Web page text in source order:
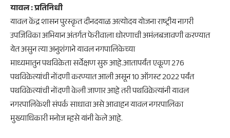
यावल : प्रतिनिधी
यावल केंद्र शासन पुरस्कृत दीनदयाळ अत्योदय योजना राष्ट्रीय नागरी
उपजिविका अभियान अंतर्गत फेरीवाला धोरणाची अमंलबजावणी करण्यात
येत असुन त्या अनुशंगाने यावल नगपालिकेच्या
माध्यमातुन पथविक्रेता सर्वेक्षण सुरु आहे.आतापर्यंत एकूण 276
पथविक्रेत्यांची नोंदणी करण्यात आली असून 10 ऑगस्ट 2022 पर्यंत
पथविक्रेत्यांची नोंदणी केली जाणार आहे तरी पथविक्रेत्यांनी यावल
नगरपालिकेशी संपर्क साधावा असे आवाहन यावल नगरपालिका
मुख्याधिकारी मनोज म्हसे यांनी केले आहे.